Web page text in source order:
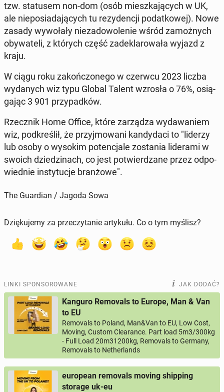
tzw. sta­tu­sem non-dom (osób miesz­ka­ją­cych w UK,
ale nie­po­sia­da­ją­cych tu re­zy­den­cji po­dat­ko­wej). Nowe
zasady wy­wo­ła­ły nie­za­do­wo­le­nie wśród za­moż­nych
oby­wa­te­li, z których część za­de­kla­ro­wa­ła wyjazd z
kraju.
W ciągu roku za­koń­czo­ne­go w czerwcu 2023 liczba
wy­da­nych wiz typu Global Talent wzrosła o 76%, osią­
ga­jąc 3 901 przy­pad­ków.
Rzecz­nik Home Office, które za­rzą­dza wy­da­wa­niem
wiz, pod­kre­ślił, że przyj­mo­wa­ni kan­dy­da­ci to "liderzy
lub osoby o wysokim po­ten­cja­le zo­sta­nia li­de­ra­mi w
swoich dzie­dzi­nach, co jest po­twier­dza­ne przez od­po­
wied­nie in­sty­tu­cje bran­żo­we".
The Guardian / Jagoda Sowa
Dziękujemy za przeczytanie artykułu. Co o tym myślisz?
LINKI SPONSOROWANE JAK DODAĆ?
Kanguro Removals to Europe, Man & Van
to EU
Removals to Poland, Man&Van to EU, Low Cost,
Moving, Custom Clearance. Part load 5m3/300kg
- Full Load 20m31200kg, Removals to Germany,
Removals to Netherlands
european removals moving shipping
storage uk-eu